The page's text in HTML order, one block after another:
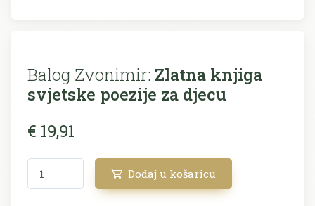
Balog Zvonimir: Zlatna knjiga
svjetske poezije za djecu
€ 19,91
Dodaj u košaricu